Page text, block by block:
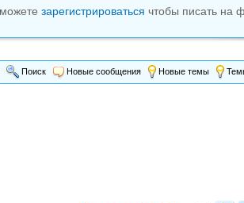
зарегистрироваться чтобы писать на
Поиск Новые сообщения Новые темы